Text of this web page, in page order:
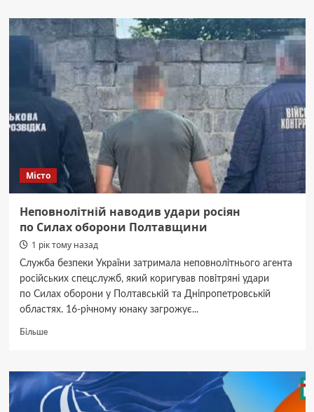
«Ворскла»
дізналася
потенційних
суперниць
у Лізі
Чемпіонів
Місто
Неповнолітній наводив удари росіян
по Силах оборони Полтавщини
1 рік тому назад
Служба безпеки України затримала неповнолітнього агента
російських спецслужб, який коригував повітряні удари
по Силах оборони у Полтавській та Дніпропетровській
областях. 16-річному юнаку загрожує...
БільшеДокладніше
наводив
удари
росіян
по Силах